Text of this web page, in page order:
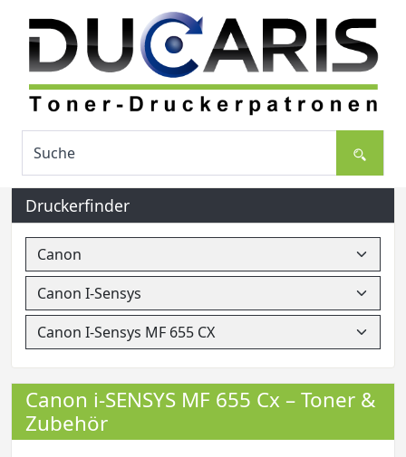
Druckerfinder
Canon i-SENSYS MF 655 Cx – Toner &
Zubehör